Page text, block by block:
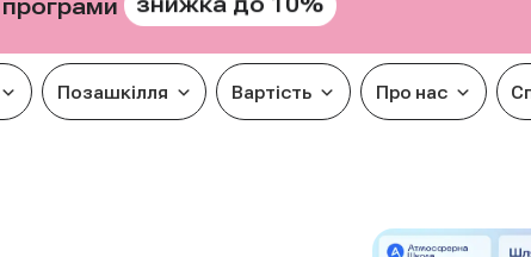
програми знижка до 10%
Позашкілля Вартість Про нас